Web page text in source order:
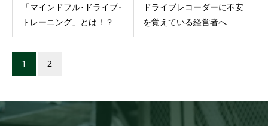
「マインドフル･ドライブ･
トレーニング」とは！？
ドライブレコーダーに不安
を覚えている経営者へ
1 2